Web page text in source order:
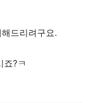
드리려구요.
죠?ㅋ